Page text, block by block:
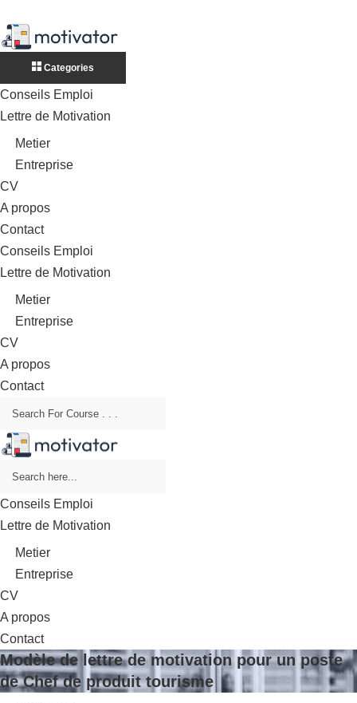
Categories
Conseils Emploi
Lettre de Motivation
Metier
Entreprise
CV
A propos
Contact
Conseils Emploi
Lettre de Motivation
Metier
Entreprise
CV
A propos
Contact
Conseils Emploi
Lettre de Motivation
Metier
Entreprise
CV
A propos
Contact
Modèle de lettre de motivation pour un poste
de Chef de produit tourisme